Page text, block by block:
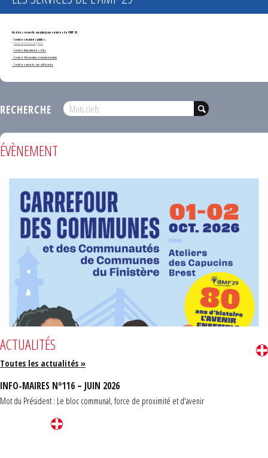
Accédez en un clic aux principaux services de l'AMF 29 :
- Services marchés publics :
*Annonces de marchés publics
-Service formation des élus
- Service Orientation et documentation
- Services ouverts aux adhérents
RECHERCHE
ÉVÈNEMENT
ACTUALITÉS
Toutes les actualités »
INFO-MAIRES N°116 – JUIN 2026
Mot du Président : Le bloc communal, force de proximité et d'avenir